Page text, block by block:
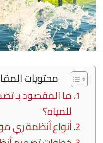
محتويات
ما المقصود بـ
للمياه؟
أنواع أنظمة ري